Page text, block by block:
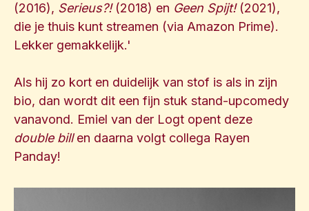
(2016), Serieus?!(2018) en Geen Spijt! (2021),
die je thuis kunt streamen (via Amazon Prime).
Lekker gemakkelijk.'
Als hij zo kort en duidelijk van stof is als in zijn
bio, dan wordt dit een fijn stuk stand-upcomedy
vanavond. Emiel van der Logt opent deze
double billen daarna volgt collega Rayen
Panday!